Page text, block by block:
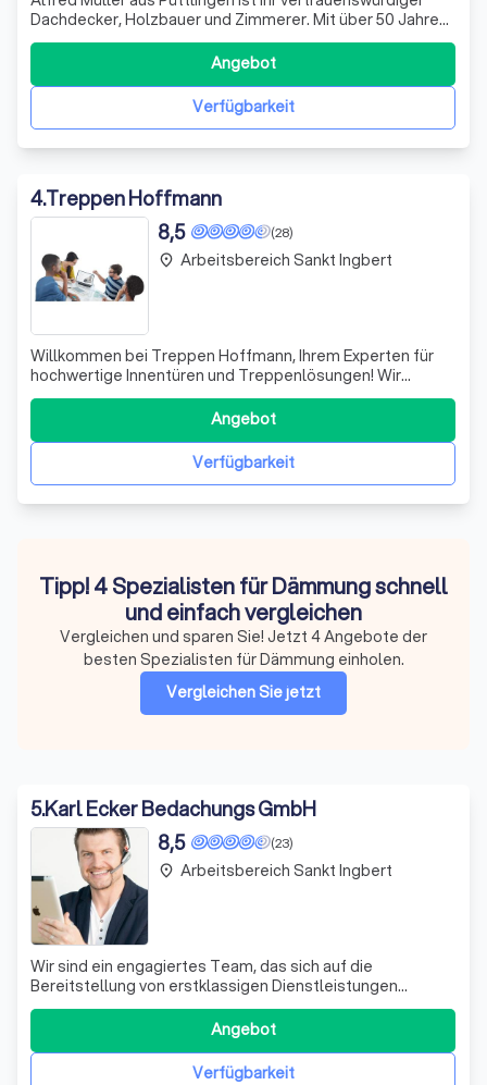
Dachdecker, Holzbauer und Zimmerer. Mit über 50 Jahren
Erfahrung im Dach- und Holzbau, zeichnen wir uns durch
erstklassige Arbeit und Zuverlässigkeit aus. Ob Neubau
oder Sanierung, wir bieten eine Vielzahl von Möglichkeiten
und Materialien für
Verfügbarkeit
Angebot
4.Treppen Hoffmann
(28)
8,5
Willkommen bei Treppen Hoffmann, Ihrem Experten für
hochwertige Innentüren und Treppenlösungen! Wir
verstehen, dass massive Innentüren nicht nur funktionale
Elemente sind, sondern auch stilvolle Möbelstücke, die
eine einladende Atmosphäre in Ihr Zuhause bringen.
Unsere vielfältigen Gestaltungsmöglic
Verfügbarkeit
Angebot
place Arbeitsbereich Sankt Ingbert
Tipp! 4 Spezialisten für Dämmung schnell
und einfach vergleichen
Vergleichen und sparen Sie! Jetzt 4 Angebote der
besten Spezialisten für Dämmung einholen.
Vergleichen Sie jetzt
5.Karl Ecker Bedachungs GmbH
(23)
8,5
Wir sind ein engagiertes Team, das sich auf die
Bereitstellung von erstklassigen Dienstleistungen
spezialisiert hat. Mit unserer Expertise und unserem
Engagement für Qualität setzen wir uns von unseren
Mitbewerbern ab. Wir sind stolz darauf, unseren Kunden
maßgeschneiderte Lösungen anzubieten, die i
Verfügbarkeit
Angebot
place Arbeitsbereich Sankt Ingbert